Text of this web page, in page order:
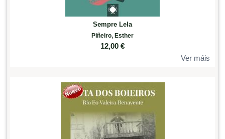
Sempre Lela
Piñeiro, Esther
12,00 €
Ver máis